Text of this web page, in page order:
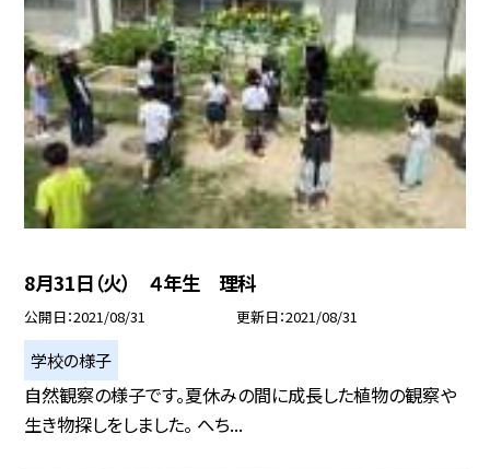
8月31日（火） ４年生 理科
公開日 2021/08/31 更新日 2021/08/31
学校の様子
自然観察の様子です。夏休みの間に成長した植物の観察や
生き物探しをしました。 へち...